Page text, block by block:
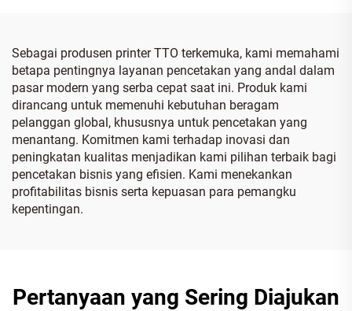
Sebagai produsen printer TTO terkemuka, kami memahami
betapa pentingnya layanan pencetakan yang andal dalam
pasar modern yang serba cepat saat ini. Produk kami
dirancang untuk memenuhi kebutuhan beragam
pelanggan global, khususnya untuk pencetakan yang
menantang. Komitmen kami terhadap inovasi dan
peningkatan kualitas menjadikan kami pilihan terbaik bagi
pencetakan bisnis yang efisien. Kami menekankan
profitabilitas bisnis serta kepuasan para pemangku
kepentingan.
Pertanyaan yang Sering Diajukan